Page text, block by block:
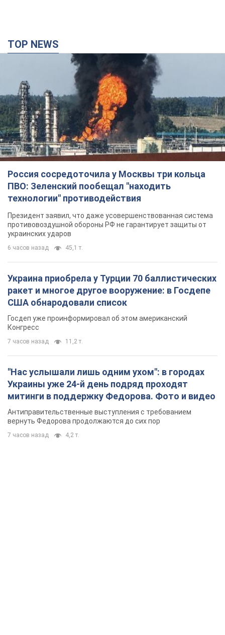
TOP NEWS
Россия сосредоточила у Москвы три кольца
ПВО: Зеленский пообещал "находить
технологии" противодействия
Президент заявил, что даже усовершенствованная система
противовоздушной обороны РФ не гарантирует защиты от
украинских ударов
6 часов назад 45,1 т.
Украина приобрела у Турции 70 баллистических
ракет и многое другое вооружение: в Госдепе
США обнародовали список
Госдеп уже проинформировал об этом американский
Конгресс
7 часов назад 11,2 т.
"Нас услышали лишь одним ухом": в городах
Украины уже 24-й день подряд проходят
митинги в поддержку Федорова. Фото и видео
Антиправительственные выступления с требованием
вернуть Федорова продолжаются до сих пор
7 часов назад 4,2 т.